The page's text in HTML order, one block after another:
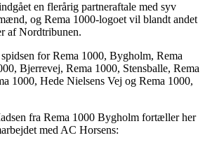
en flerårig partneraftale med syv
og Rema 1000-logoet vil blandt andet
af Nordtribunen.
for Rema 1000, Bygholm, Rema
Bjerrevej, Rema 1000, Stensballe, Rema
1000, Hede Nielsens Vej og Rema 1000,
fra Rema 1000 Bygholm fortæller her
med AC Horsens: